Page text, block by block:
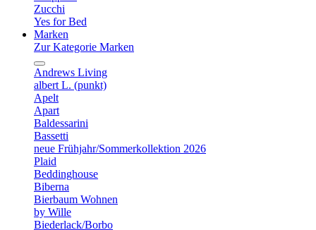
Zucchi
Yes for Bed
Marken
Zur Kategorie Marken
Andrews Living
albert L. (punkt)
Apelt
Apart
Baldessarini
Bassetti
neue Frühjahr/Sommerkollektion 2026
Plaid
Beddinghouse
Biberna
Bierbaum Wohnen
by Wille
Biederlack/Borbo